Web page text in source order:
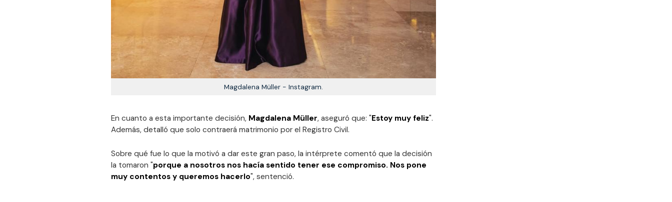
Magdalena Müller - Instagram.
En cuanto a esta importante decisión, Magdalena Müller, aseguró que: "Estoy muy feliz".
Además, detalló que solo contraerá matrimonio por el Registro Civil.
Sobre qué fue lo que la motivó a dar este gran paso, la intérprete comentó que la decisión
la tomaron "porque a nosotros nos hacía sentido tener ese compromiso. Nos pone
muy contentos y queremos hacerlo", sentenció.